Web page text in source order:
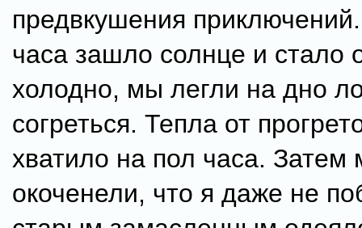
предвкушения
часа зашло солнце и стало
холодно, мы легли на дно
согреться. Тепла от
хватило на пол часа. Затем
окоченели, что я даже не